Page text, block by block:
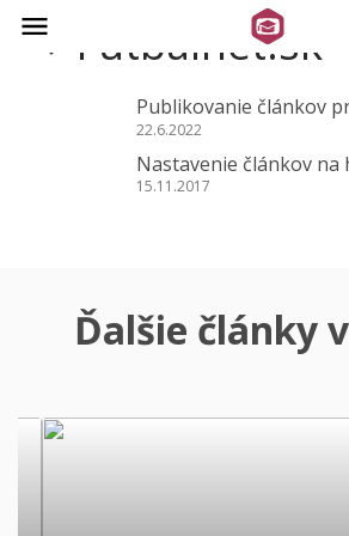
Futbalnet.sk
Publikovanie článkov
22.6.2022
Nastavenie článkov
15.11.2017
Ďalšie články